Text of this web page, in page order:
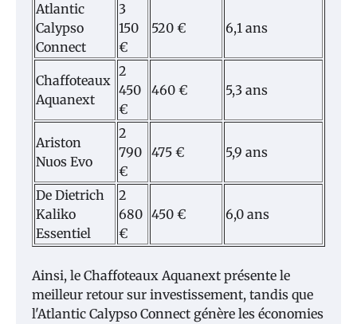
Atlantic
Calypso
Connect
3
150
€
520 € 6,1 ans
Chaffoteaux
Aquanext
2
450
€
460 € 5,3 ans
Ariston
Nuos Evo
2
790
€
475 € 5,9 ans
De Dietrich
Kaliko
Essentiel
2
680
€
450 € 6,0 ans
Ainsi, le Chaffoteaux Aquanext présente le
meilleur retour sur investissement, tandis que
l'Atlantic Calypso Connect génère les économies